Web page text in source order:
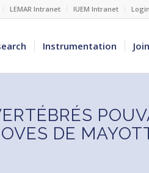
LEMAR Intranet IUEM Intranet Login
Instrumentation
DE